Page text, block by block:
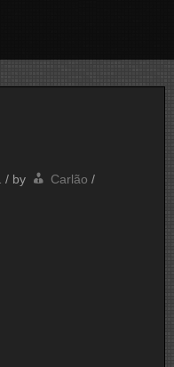
/ by Carlão /